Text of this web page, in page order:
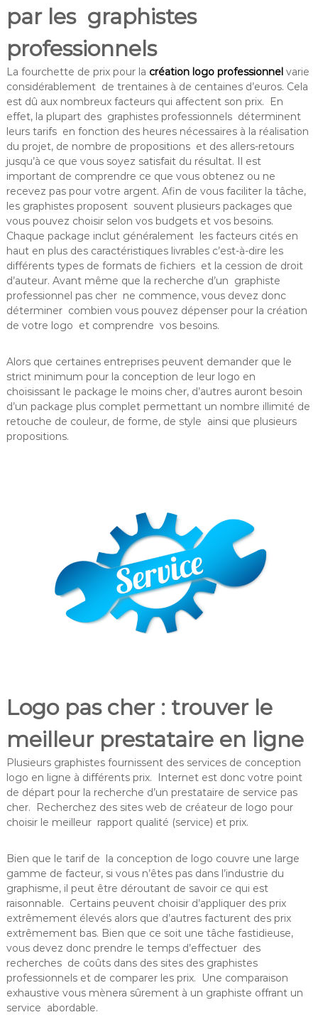
par les graphistes
professionnels
La fourchette de prix pour la création logo professionnelvarie
considérablement de trentaines à de centaines d’euros. Cela
est dû aux nombreux facteurs qui affectent son prix. En
effet, la plupart des graphistes professionnels déterminent
leurs tarifs en fonction des heures nécessaires à la réalisation
du projet, de nombre de propositions et des allers-retours
jusqu’à ce que vous soyez satisfait du résultat. Il est
important de comprendre ce que vous obtenez ou ne
recevez pas pour votre argent. Afin de vous faciliter la tâche,
les graphistes proposent souvent plusieurs packages que
vous pouvez choisir selon vos budgets et vos besoins.
Chaque package inclut généralement les facteurs cités en
haut en plus des caractéristiques livrables c’est-à-dire les
différents types de formats de fichiers et la cession de droit
d’auteur. Avant même que la recherche d’un graphiste
professionnel pas cher ne commence, vous devez donc
déterminer combien vous pouvez dépenser pour la création
de votre logo et comprendre vos besoins.
Alors que certaines entreprises peuvent demander que le
strict minimum pour la conception de leur logo en
choisissant le package le moins cher, d’autres auront besoin
d’un package plus complet permettant un nombre illimité de
retouche de couleur, de forme, de style ainsi que plusieurs
propositions.
Logo pas cher : trouver le
meilleur prestataire en ligne
Plusieurs graphistes fournissent des services de conception
logo en ligne à différents prix. Internet est donc votre point
de départ pour la recherche d’un prestataire de service pas
cher. Recherchez des sites web de créateur de logo pour
choisir le meilleur rapport qualité (service) et prix.
Bien que le tarif de la conception de logo couvre une large
gamme de facteur, si vous n’êtes pas dans l’industrie du
graphisme, il peut être déroutant de savoir ce qui est
raisonnable. Certains peuvent choisir d’appliquer des prix
extrêmement élevés alors que d’autres facturent des prix
extrêmement bas. Bien que ce soit une tâche fastidieuse,
vous devez donc prendre le temps d’effectuer des
recherches de coûts dans des sites des graphistes
professionnels et de comparer les prix. Une comparaison
exhaustive vous mènera sûrement à un graphiste offrant un
service abordable.